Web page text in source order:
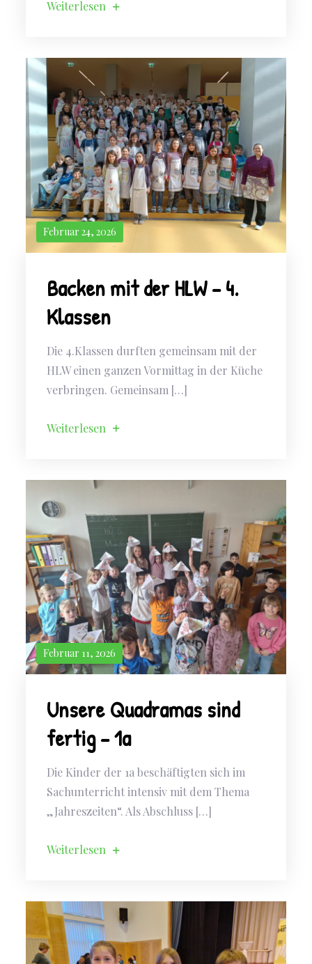
Weiterlesen
Februar 24, 2026
Backen mit der HLW – 4.
Klassen
Die 4.Klassen durften gemeinsam mit der
HLW einen ganzen Vormittag in der Küche
verbringen. Gemeinsam […]
Weiterlesen
Februar 11, 2026
Unsere Quadramas sind
fertig – 1a
Die Kinder der 1a beschäftigten sich im
Sachunterricht intensiv mit dem Thema
„Jahreszeiten“. Als Abschluss […]
Weiterlesen